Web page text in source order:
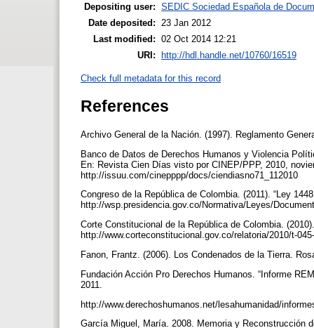
Depositing user: SEDIC Sociedad Española de
Date deposited:
23 Jan 2012
Last modified: 02 Oct 2014 12:21
URI:
http://hdl.handle.net/10760/16519
Check full metadata for this record
References
Archivo General de la Nación. (1997). Reglamento
Banco de Datos de Derechos Humanos y Violencia
En: Revista Cien Días visto por CINEP/PPP, 2010,
http://issuu.com/cinepppp/docs/ciendiasno71_112010
Congreso de la República de Colombia. (2011). “Ley
http://wsp.presidencia.gov.co/Normativa/Leyes/
Corte Constitucional de la República de Colombia.
http://www.corteconstitucional.gov.co/relatoria/2010/t-
Fanon, Frantz. (2006). Los Condenados de la Tierra.
Fundación Acción Pro Derechos Humanos. “Informe
2011.
http://www.derechoshumanos.net/lesahumanidad/
García Miguel, María. 2008. Memoria y Reconstrucción